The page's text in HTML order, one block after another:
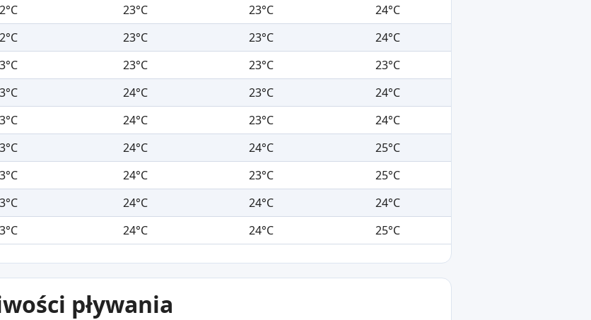
23°C 23°C
24°C
23°C 23°C
24°C
23°C 23°C
23°C
24°C 23°C
24°C
24°C 23°C
24°C
24°C 24°C
25°C
24°C 23°C
25°C
24°C 24°C
24°C
24°C 24°C 25°C
pływania